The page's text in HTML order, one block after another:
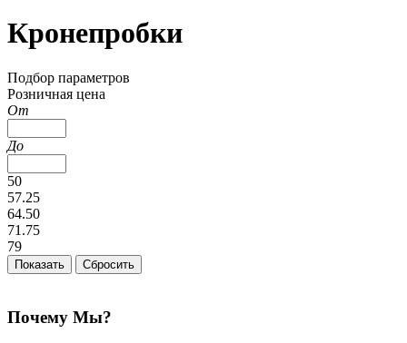
Кронепробки
Подбор параметров
Розничная цена
От
До
50
57.25
64.50
71.75
79
Почему Мы?